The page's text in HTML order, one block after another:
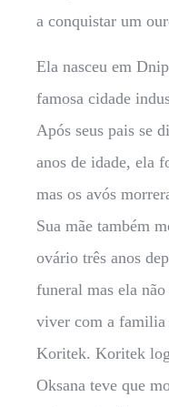
a conquistar um
Ela nasceu em
famosa cidade
Após seus pais se
anos de idade, ela
mas os avós
Sua mãe também
ovário três anos
funeral mas ela
viver com a familia
Koritek. Koritek
Oksana teve que